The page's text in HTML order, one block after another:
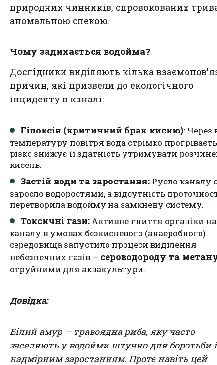
природних чинників, спровокованих
аномальною спекою.
Чому задихається водойма?
Дослідники виділяють кілька
причин, які призвели до екологічного
інциденту в каналі:
Гіпоксія (критичний брак кисню): Через
температуру повітря вода стрімко
різко знижує її здатність утримувати
кисень.
Застій води та заростання: Русло каналу
заросло водоростями, а відсутність
перетворила водойму на замкнену систему.
Токсичні гази: Активне гниття органіки
каналу в умовах безкисневого (анаеробного)
середовища запустило процеси виділення
небезпечних газів — сероводороду та
отруйними для аквакультури.
Довідка:
Білий амур — травоядна риба, яку часто
заселяють у водойми штучно для боротьби
надмірним заростанням. Проте навіть цей